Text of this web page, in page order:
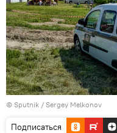
© Sputnik / Sergey Melkonov
Подписаться